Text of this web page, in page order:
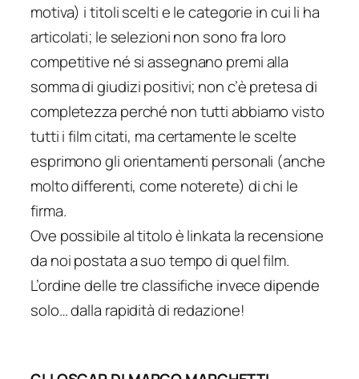
motiva) i titoli scelti e le categorie in cui li ha
articolati; le selezioni non sono fra loro
competitive né si assegnano premi alla
somma di giudizi positivi; non c’è pretesa di
completezza perché non tutti abbiamo visto
tutti i film citati, ma certamente le scelte
esprimono gli orientamenti personali (anche
molto differenti, come noterete) di chi le
firma.
Ove possibile al titolo è linkata la recensione
da noi postata a suo tempo di quel film.
L’ordine delle tre classifiche invece dipende
solo… dalla rapidità di redazione!